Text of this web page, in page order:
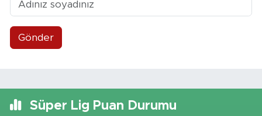
Gönder
Süper Lig Puan Durumu